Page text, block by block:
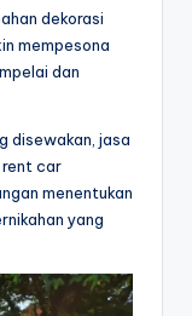
dekorasi
mempesona
dan
disewakan, jasa
rent car
menentukan
yang